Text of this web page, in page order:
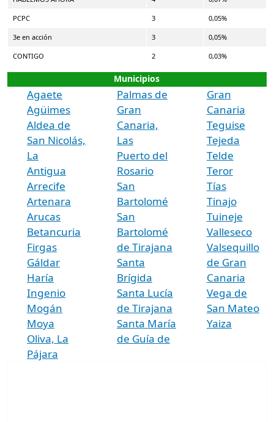
PCPC 3 0,05%
3e en acción 3 0,05%
CONTIGO 2 0,03%
Municipios
Agaete
Agüimes
Aldea de
San Nicolás,
La
Antigua
Arrecife
Artenara
Arucas
Betancuria
Firgas
Gáldar
Haría
Ingenio
Mogán
Moya
Oliva, La
Pájara
Palmas de
Gran
Canaria,
Las
Puerto del
Rosario
San
Bartolomé
San
Bartolomé
de Tirajana
Santa
Brígida
Santa Lucía
de Tirajana
Santa María
de Guía de
Gran
Canaria
Teguise
Tejeda
Telde
Teror
Tías
Tinajo
Tuineje
Valleseco
Valsequillo
de Gran
Canaria
Vega de
San Mateo
Yaiza